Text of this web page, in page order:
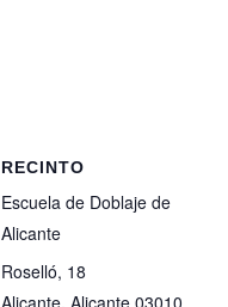
RECINTO
Escuela de Doblaje de
Alicante
Roselló, 18
Alicante, Alicante 03010